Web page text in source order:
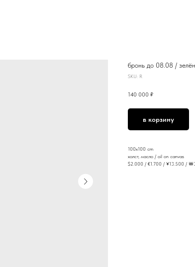
бронь до 08.08 /
SKU: R
140 000 ₽
в корзину
100x100 cm
холст, масло / oil on canvas
$2.000 / €1.700 / ¥13.500 /